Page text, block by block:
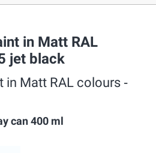
in Matt RAL
jet black
in Matt RAL colours ‐
can 400 ml